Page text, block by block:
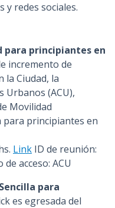
y redes sociales.
para principiantes en
incremento de
la Ciudad, la
Urbanos (ACU),
Movilidad
para principiantes en
Link ID de reunión:
acceso: ACU
para
es egresada del